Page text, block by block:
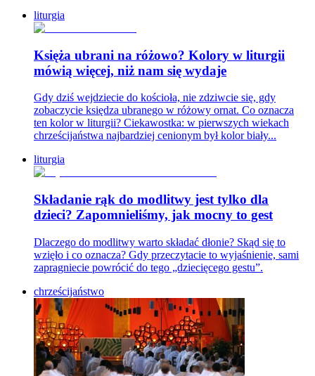
liturgia
Księża ubrani na różowo? Kolory w liturgii
mówią więcej, niż nam się wydaje
Gdy dziś wejdziecie do kościoła, nie zdziwcie się, gdy
zobaczycie księdza ubranego w różowy ornat. Co oznacza
ten kolor w liturgii? Ciekawostka: w pierwszych wiekach
chrześcijaństwa najbardziej cenionym był kolor biały...
liturgia
Składanie rąk do modlitwy jest tylko dla
dzieci? Zapomnieliśmy, jak mocny to gest
Dlaczego do modlitwy warto składać dłonie? Skąd się to
wzięło i co oznacza? Gdy przeczytacie to wyjaśnienie, sami
zapragniecie powrócić do tego „dziecięcego gestu”.
chrześcijaństwo